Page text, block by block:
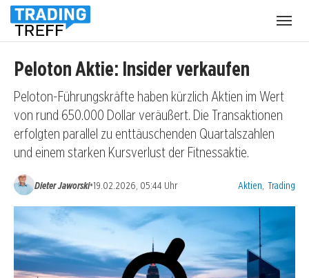
Peloton Aktie: Insider verkaufen
Peloton-Führungskräfte haben kürzlich Aktien im Wert
von rund 650.000 Dollar veräußert. Die Transaktionen
erfolgten parallel zu enttäuschenden Quartalszahlen
und einem starken Kursverlust der Fitnessaktie.
Dieter Jaworski•19.02.2026, 05:44 Uhr Kategorien:
Aktien Trading